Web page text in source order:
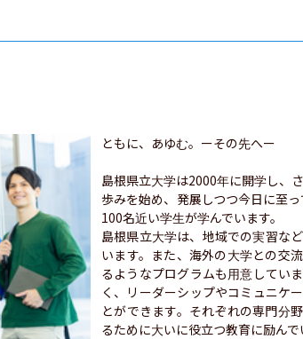
ともに、あゆむ。ーその先へー
島根県立大学は2000年に開学し、
歩みを始め、発展しつつ今日に至
100名近い学生が学んでいます。
島根県立大学は、地域での実習な
います。また、海外の大学との交
るようなプログラムも用意してい
く、リーダーシップやコミュニケ
とができます。それぞれの専門分
るために大いに役立つ教育に励んで